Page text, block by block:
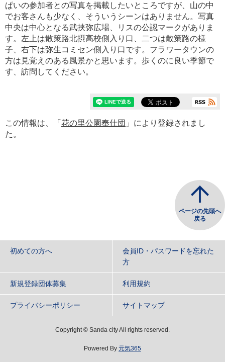
ぱいの参加者との写真を掲載したいところですが、山の中
でお客さんも少なく、そういうシーンはありません。写真
中央は中心となる武挟弥広場、リスの公認マークがありま
す。左上は散策路北摂高校側入り口、二つは散策路の様
子、右下は弥生コミセン側入り口です。フラワータウンの
方は見覚えのある風景かと思います。歩くのに良い季節で
す、訪問してください。
この情報は、「 花の里公園奉仕団 」により登録されまし
た。
ページの先頭へ
戻る
初めての方へ
会員ID・パスワードを忘れた
方
新規登録団体募集 利用規約
プライバシーポリシー サイトマップ
Copyright © Sanda city All rights reserved.
Powered By 元気365